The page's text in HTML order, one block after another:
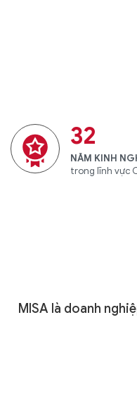
32
NĂM KINH
trong lĩnh vực
MISA là doanh